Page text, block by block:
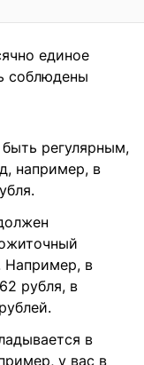
единое
соблюдены
регулярным,
например, в
Например, в
рубля, в
в
у вас в